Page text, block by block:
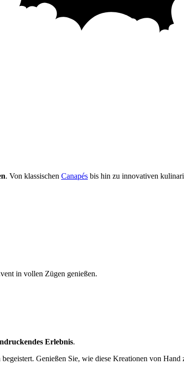
. Von klassischen Canapés bis hin zu innovativen
in vollen Zügen genießen.
Erlebnis.
Genießen Sie, wie diese Kreationen von